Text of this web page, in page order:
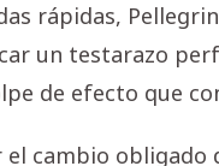
rápidas,
un testarazo
de efecto que
cambio obligado